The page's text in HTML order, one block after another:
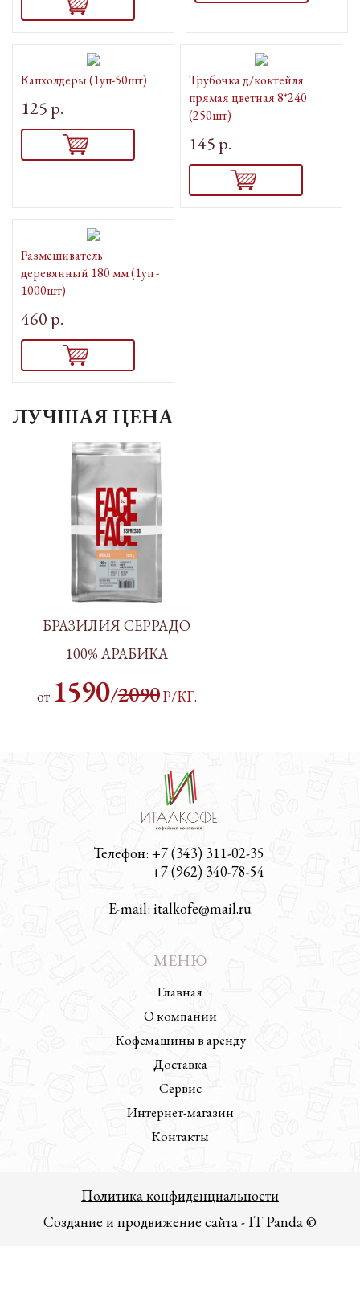
Капхолдеры (1уп-50шт)
125 р.
Трубочка д/коктейля
прямая цветная 8*240
(250шт)
145 р.
Размешиватель
деревянный 180 мм (1уп -
1000шт)
460 р.
ЛУЧШАЯ ЦЕНА
БРАЗИЛИЯ СЕРРАДО
100% АРАБИКА
от 1590/2090Р/КГ.
Телефон: +7 (343) 311-02-35
+7 (962) 340-78-54
E-mail: italkofe@mail.ru
МЕНЮ
Главная
О компании
Кофемашины в аренду
Доставка
Сервис
Интернет-магазин
Контакты
Политика конфиденциальности
Создание и продвижение сайта - IT Panda ©